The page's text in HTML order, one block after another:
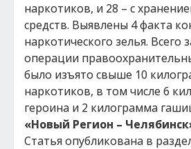
наркотиков, и 28 – с
средств. Выявлены 4 факта
наркотического зелья. Всего
операции
было изъято свыше 10
наркотиков, в том числе 6
героина и 2 килограмма
«Новый Регион –
Статья опубликована в